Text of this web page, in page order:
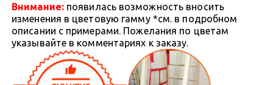
Внимание: появилась возможность вносить
изменения в цветовую гамму *см. в подробном
описании с примерами. Пожелания по цветам
указывайте в комментариях к заказу.